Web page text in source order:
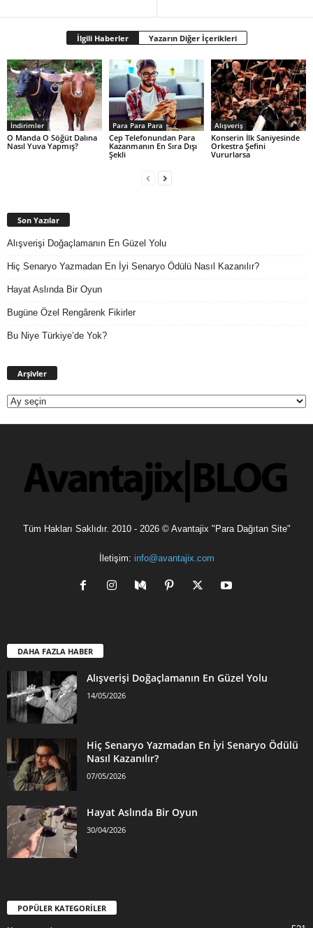
İlgili Haberler Yazarın Diğer İçerikleri
İndirimler
O Manda O Söğüt Dalına
Nasıl Yuva Yapmış?
Para Para Para
Cep Telefonundan Para
Kazanmanın En Sıra Dışı
Şekli
Alışveriş
Konserin İlk Saniyesinde
Orkestra Şefini
Vururlarsa
Son Yazılar
Alışverişi Doğaçlamanın En Güzel Yolu
Hiç Senaryo Yazmadan En İyi Senaryo Ödülü Nasıl Kazanılır?
Hayat Aslında Bir Oyun
Bugüne Özel Rengârenk Fikirler
Bu Niye Türkiye’de Yok?
Arşivler
Tüm Hakları Saklıdır. 2010 - 2026 © Avantajix "Para Dağıtan Site"
İletişim: info@avantajix.com
DAHA FAZLA HABER
Alışverişi Doğaçlamanın En Güzel Yolu
14/05/2026
Hiç Senaryo Yazmadan En İyi Senaryo Ödülü
Nasıl Kazanılır?
07/05/2026
Hayat Aslında Bir Oyun
30/04/2026
POPÜLER KATEGORİLER